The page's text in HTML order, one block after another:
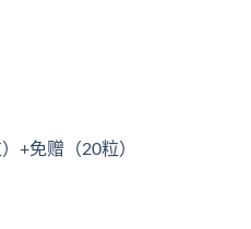
+免赠（20粒）